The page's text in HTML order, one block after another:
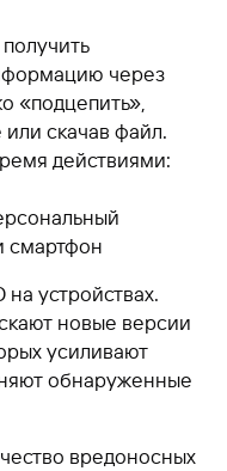
через
«подцепить»,
скачав файл.
действиями:
смартфон
устройствах.
новые версии
усиливают
обнаруженные
вредоносных